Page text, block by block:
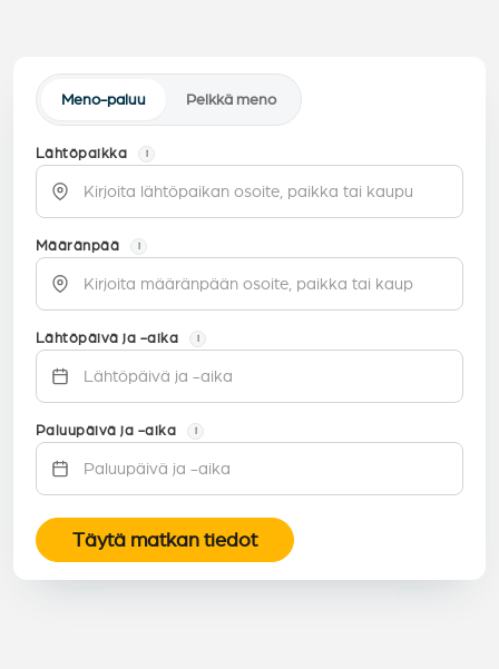
Meno-paluu Pelkkä meno
Lähtöpaikka i
Määränpää i
Lähtöpäivä ja -aika i
Paluupäivä ja -aika i
Täytä matkan tiedot